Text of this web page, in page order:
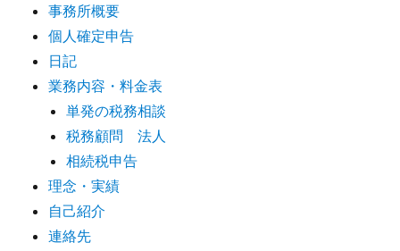
事務所概要
個人確定申告
日記
業務内容・料金表
単発の税務相談
税務顧問 法人
相続税申告
理念・実績
自己紹介
連絡先